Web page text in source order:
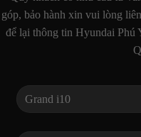
góp, bảo hành xin vui lòng
để lại thông tin Hyundai Phú